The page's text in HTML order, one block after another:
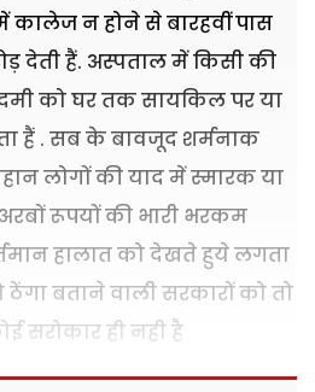
कालेज न होने से बारहवीं पास
देती हैं. अस्पताल में किसी की
को घर तक सायकिल परया
हैं . सब के बावजूद शर्मनाक
लोगों की याद मेंस्मारक या
रूपयों की भारी भरकम
हालात को देखतेहुये लगता
बताने वाली सरकारों को तो
सरोकार हीनही है